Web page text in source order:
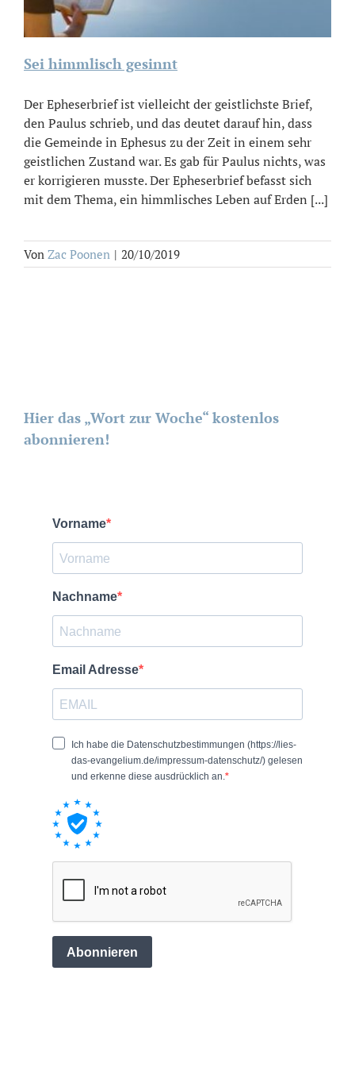
Sei himmlisch gesinnt
Der Epheserbrief ist vielleicht der geistlichste Brief,
den Paulus schrieb, und das deutet darauf hin, dass
die Gemeinde in Ephesus zu der Zeit in einem sehr
geistlichen Zustand war. Es gab für Paulus nichts, was
er korrigieren musste. Der Epheserbrief befasst sich
mit dem Thema, ein himmlisches Leben auf Erden [...]
Von Zac Poonen | 20/10/2019
Hier das „Wort zur Woche“ kostenlos
abonnieren!